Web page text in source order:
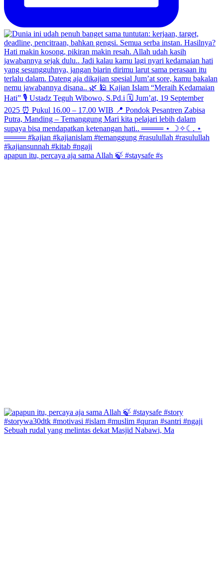
apapun itu, percaya aja sama Allah 🍃 #staysafe #s
Sebuah rudal yang melintas dekat Masjid Nabawi, Ma